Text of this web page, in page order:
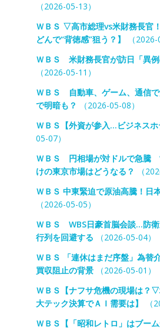
（2026-05-13）
ＷＢＳ ▽高市総理vs米財務長官
どんで“背徳感”狙う？】
（2026-
ＷＢＳ 米財務長官が訪日「異
（2026-05-11）
ＷＢＳ 自動車、ゲーム、通信
で明暗も？
（2026-05-08）
ＷＢＳ【外資が参入…ビジネスホ
05-07）
ＷＢＳ 円相場が対ドルで急騰
けの東京市場はどうなる？
（
ＷＢＳ 中東緊迫で原油高騰！日
（2026-05-05）
ＷＢＳ WBS日豪首脳会談…防
行列を回避する （2026-05-04）
ＷＢＳ 「連休はまだ序盤」為替
買収阻止の背景（2026-05-01）
ＷＢＳ【ナフサ危機の現場は？
大テック決算でＡＩ需要は】
（
ＷＢＳ【「昭和レトロ」はブーム